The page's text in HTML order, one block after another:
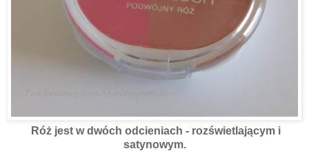
Róż jest w dwóch odcieniach - rozświetlającym i
satynowym.